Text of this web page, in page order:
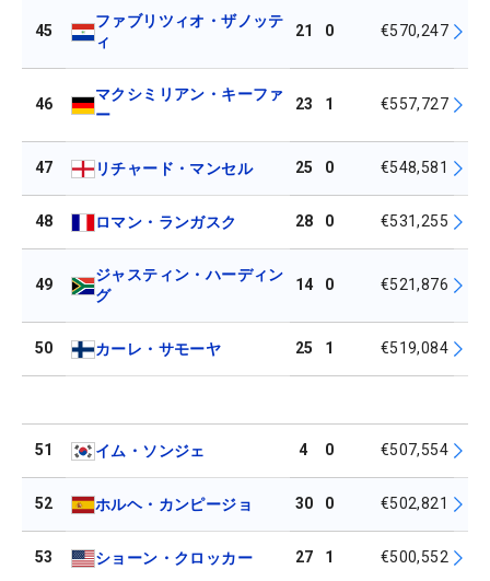
45
ファブリツィオ・ザノッテ
ィ
21 0 €570,247
46
マクシミリアン・キーファ
ー
23 1 €557,727
47 リチャード・マンセル 25 0 €548,581
48 ロマン・ランガスク 28 0 €531,255
49
ジャスティン・ハーディン
グ
14 0 €521,876
50 カーレ・サモーヤ 25 1 €519,084
51 イム・ソンジェ 4 0 €507,554
52 ホルヘ・カンピージョ 30 0 €502,821
53 ショーン・クロッカー 27 1 €500,552